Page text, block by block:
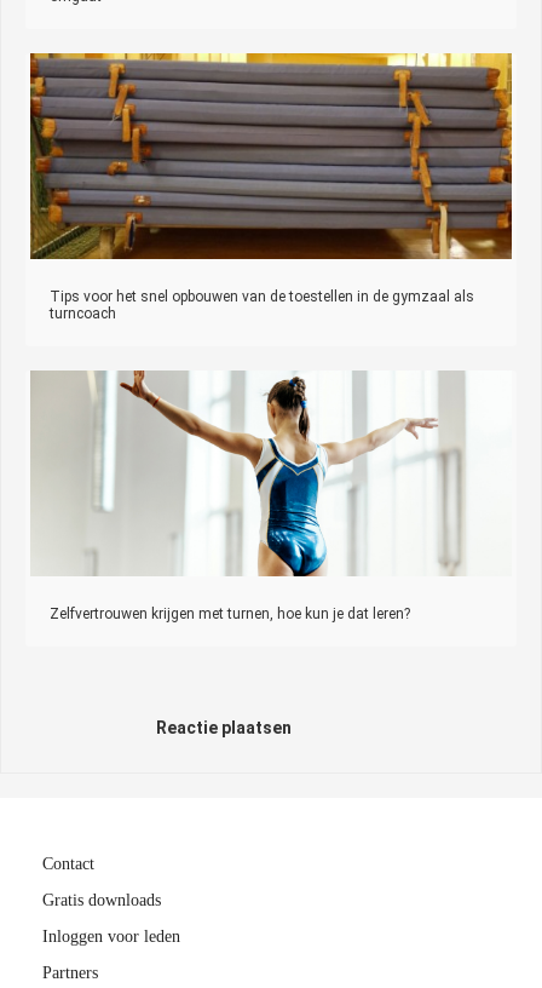
Tips voor het snel opbouwen van de toestellen in de gymzaal als
turncoach
Zelfvertrouwen krijgen met turnen, hoe kun je dat leren?
Reactie plaatsen
Contact
Gratis downloads
Inloggen voor leden
Partners